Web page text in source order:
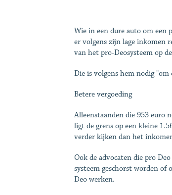
Wie in een dure auto om een
er volgens zijn lage inkomen
van het pro-Deosysteem op
Die is volgens hem nodig
Betere vergoeding
Alleenstaanden die 953 euro
ligt de grens op een kleine
verder kijken dan het
Ook de advocaten die pro
systeem geschorst worden of
Deo werken.